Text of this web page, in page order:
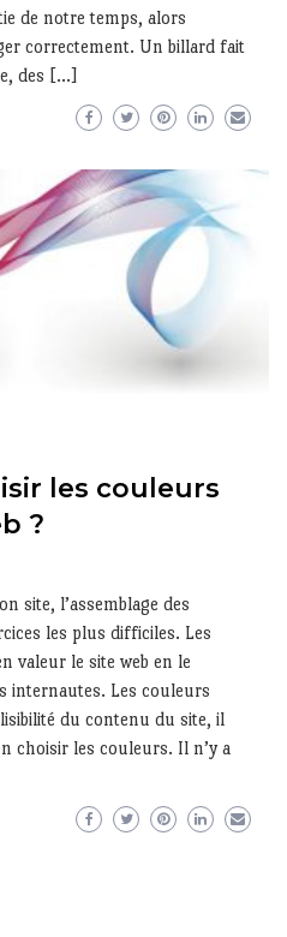
de notre temps, alors
correctement. Un billard fait
des […]
les couleurs
?
site, l’assemblage des
les plus difficiles. Les
valeur le site web en le
internautes. Les couleurs
du contenu du site, il
choisir les couleurs. Il n’y a